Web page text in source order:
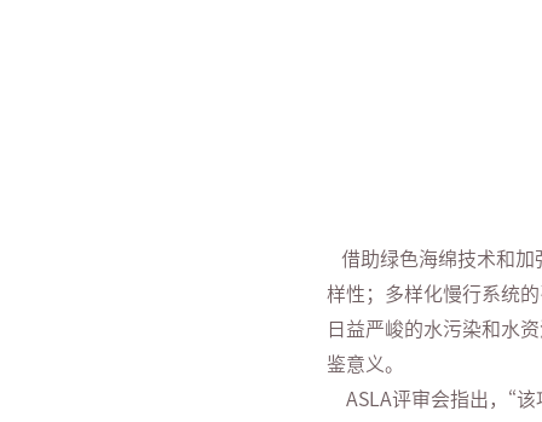
借助绿色海绵技术和加
样性；多样化慢行系统
日益严峻的水污染和水
鉴意义。
ASLA评审会指出，“该